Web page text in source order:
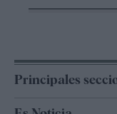
Principales